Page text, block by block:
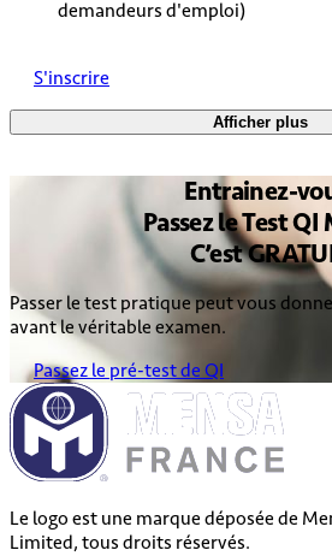
demandeurs d'emploi)
S'inscrire
Afficher plus
Entrainez-
Passez leTest QI
C’est
Passer le test pratique peut vous
avant le véritable examen.
Passez le pré-test de QI
Le logo est une marque déposée de
Limited, tous droits réservés.